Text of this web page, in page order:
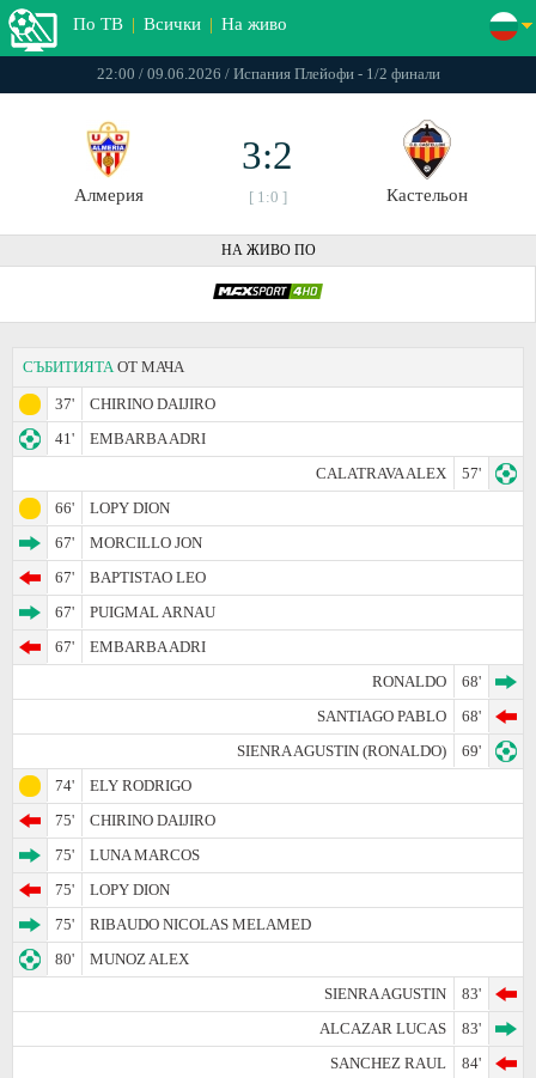
По ТВ | Всички | На живо
22:00 / 09.06.2026 / Испания Плейофи - 1/2 финали
Алмерия
3:2
[ 1:0 ] Кастельон
НА ЖИВО ПО
СЪБИТИЯТА ОТ МАЧА
37'
CHIRINO DAIJIRO
41'
EMBARBA ADRI
CALATRAVA ALEX
57'
66'
LOPY DION
67'
MORCILLO JON
67'
BAPTISTAO LEO
67'
PUIGMAL ARNAU
67'
EMBARBA ADRI
RONALDO
68'
SANTIAGO PABLO
68'
SIENRA AGUSTIN (RONALDO)
69'
74'
ELY RODRIGO
75'
CHIRINO DAIJIRO
75'
LUNA MARCOS
75'
LOPY DION
75'
RIBAUDO NICOLAS MELAMED
80'
MUNOZ ALEX
SIENRA AGUSTIN
83'
ALCAZAR LUCAS
83'
SANCHEZ RAUL
84'